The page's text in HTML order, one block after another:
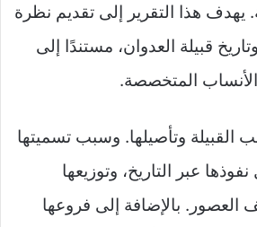
يهدف هذا التقرير إلى تقديم نظرة
قبيلة العدوان، مستندًا إلى
المتخصصة.
القبيلة وتأصيلها. وسبب تسميتها
عبر التاريخ، وتوزيعها
بالإضافة إلى فروعها